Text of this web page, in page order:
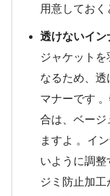
用意しておく
透けないイン
ジャケット
なるため、
マナーです
合は、ベージ
ますよ 。イ
いように調
ジミ防止加